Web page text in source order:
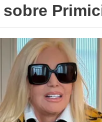
sobre